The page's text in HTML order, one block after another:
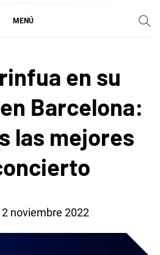
MENÚ
en su
Barcelona:
las mejores
noviembre 2022